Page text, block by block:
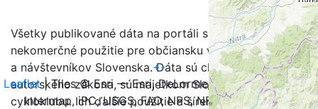
+-
Leaflet| Tiles © Esri — Esri, DeLorme, NAVTEQ, TomTom,
Intermap, iPC, USGS, FAO, NPS, NRCAN, GeoBase,
Všetky publikované dáta na portáli sú určené na
nekomerčné použitie pre občiansku verejnosť, turistov
a návštevníkov Slovenska. Dáta sú chránené v zmysle
autorského zákona, sú majetkom Slovenského
cykloklubu. Ich ďalšie použitie a šírenie je možné iba s